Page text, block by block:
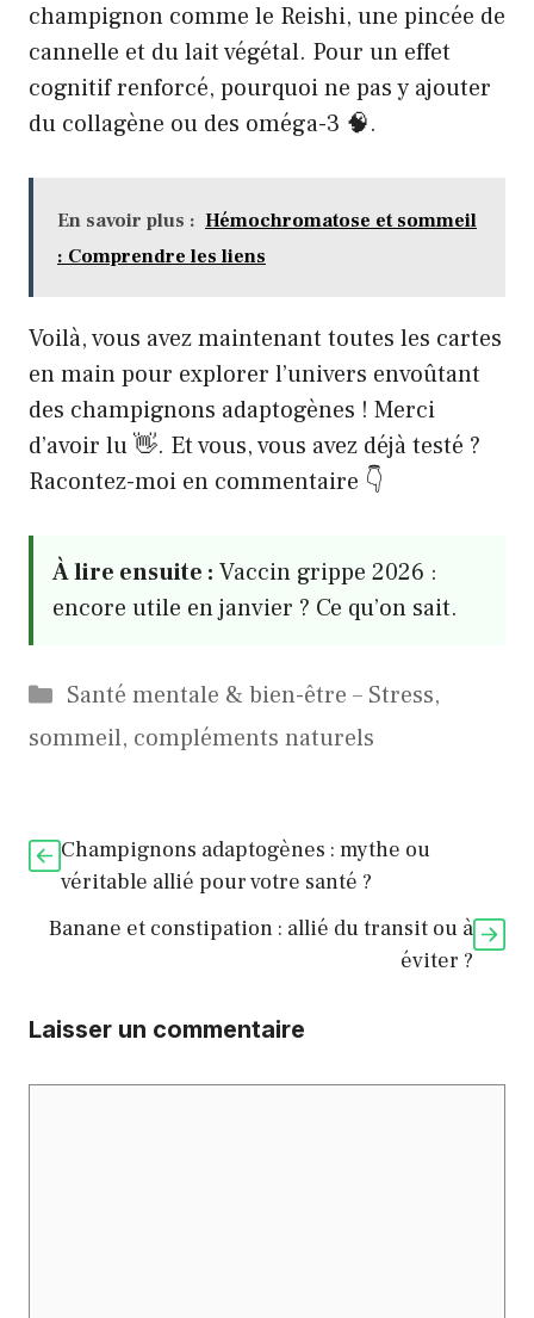
champignon comme le Reishi, une pincée de
cannelle et du lait végétal. Pour un effet
cognitif renforcé, pourquoi ne pas y ajouter
du collagène ou des oméga-3 🧠.
En savoir plus : Hémochromatose et sommeil
: Comprendre les liens
Voilà, vous avez maintenant toutes les cartes
en main pour explorer l’univers envoûtant
des champignons adaptogènes ! Merci
d’avoir lu 👋. Et vous, vous avez déjà testé ?
Racontez-moi en commentaire 👇
À lire ensuite : Vaccin grippe 2026 :
encore utile en janvier ? Ce qu’on sait.
Catégories
Santé mentale & bien-être – Stress,
sommeil, compléments naturels
Champignons adaptogènes : mythe ou
véritable allié pour votre santé ?
Banane et constipation : allié du transit ou à
éviter ?
Laisser un commentaire